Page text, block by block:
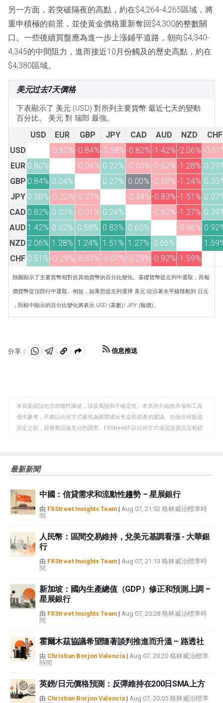
另一方面，若突破隔夜的高點，約在$4,264-4,265區域，將
重申積極的前景，並使黃金價格重新奪回$4,300的整數關
口。一些後續買盤應為進一步上漲鋪平道路，朝向$4,340-
4,345的中間阻力，進而接近10月份觸及的歷史高點，約在
$4,380區域。
美元过去7天價格
下表顯示了 美元 (USD) 對所列主要貨幣 最近七天的變動
百分比。 美元 對 瑞郎 最強。
USD EUR GBP JPY CAD AUD NZD
CHF
USD
-0.80% -0.84% -0.58% -0.82% -1.42% -2.06% -
EUR 0.80% -0.04% 0.22% -0.03% -0.62% -1.28%
GBP 0.84% 0.04% 0.27% 0.00% -0.58% -1.24%
JPY 0.58% -0.22% -0.27% -0.24% -0.83% -1.51%
CAD 0.82% 0.03% -0.01% 0.24% -0.60% -1.27%
AUD 1.42% 0.62% 0.58% 0.83% 0.60% -0.66%
NZD 2.06% 1.28% 1.24% 1.51% 1.27% 0.66%
CHF 0.51% -0.29% -0.33% -0.07% -0.29% -0.92% -1.59%
熱圖顯示了主要貨幣相對於其他貨幣的百分比變化。基礎貨幣從左列中選取，而報
價貨幣從頂部行中選取。例如，如果您從左列選擇 美元 竝沿著水平線移動到 日元
，則框中顯示的百分比變化將表示 USD (基數)/ JPY (報價)。
分享：
分 分 複
板
信息推送
本頁面資訊包含前瞻性陳述，涉及風險和不確定性。本頁所介紹的市場和工具
僅供參考，不應以任何方式被視為購買或出售這些資產的建議。在做任何投資
決定之前，你都應該做充分的調查。FXStreet不以任何方式保證該資訊沒有錯
觀點，並不代表FXStreet或其廣告商的官方政策或立場。作者不對本頁連結的
如果文章正文中沒有明確提到，在撰寫本文時，作者在本文中提到的任何股票
中都沒有頭寸，也沒有與文中提到的任何公司有業務關係。除了FXStreet，作
者沒有收到撰寫這篇文章的報酬。
FXStreet和作者不提供個性化的建議。作者對該資訊的準確性、完整性或適用
性不作任何陳述。FXStreet和作者將不承擔任何錯誤，遺漏或任何損失，傷害
或損害由此資訊及其顯示或使用引起的。錯誤和遺漏除外。本文作者和
FXStreet並非註冊投資顧問，本文內容無意提供任何投資建議。
最新新聞
中國：信貸需求和流動性趨勢 – 星展銀行
由 FXStreet Insights Team | Aug 07, 21:52 格林威治標準時
間
人民幣：區間交易維持，兌美元基調看漲 - 大華銀
行
由 FXStreet Insights Team | Aug 07, 21:13 格林威治標準時
間
新加坡：國內生產總值（GDP）修正和預測上調 –
星展銀行
由 FXStreet Insights Team | Aug 07, 20:28 格林威治標準時
間
霍爾木茲協議希望隨著談判推進而升溫 – 路透社
由 Christian Borjon Valencia | Aug 07, 20:20 格林威治標準
時間
英鎊/日元價格預測：反彈維持在200日SMA上方
由 Christian Borjon Valencia | Aug 07, 20:05 格林威治標準